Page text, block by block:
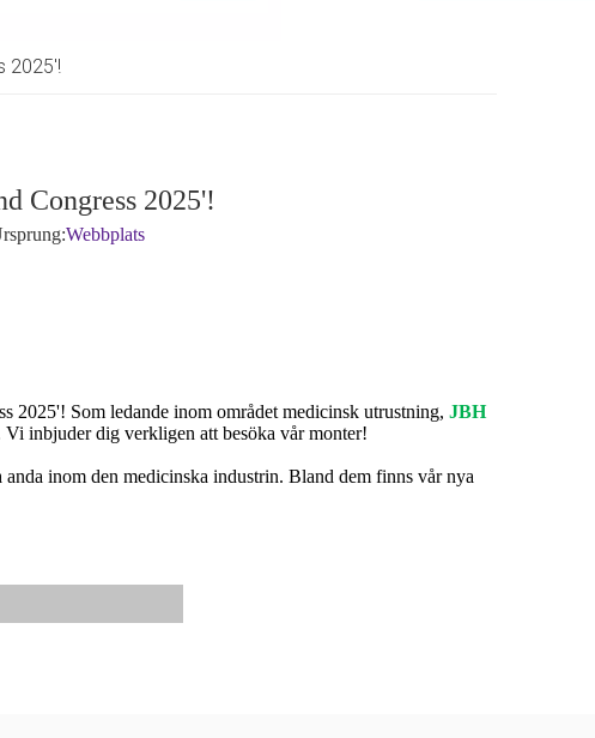
2025'!
Congress 2025'!
Webbplats
2025'! Som ledande inom området medicinsk utrustning, JBH
inbjuder dig verkligen att besöka vår monter!
inom den medicinska industrin. Bland dem finns vår nya